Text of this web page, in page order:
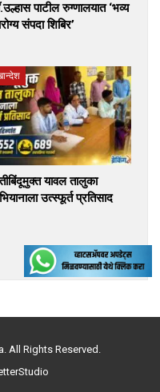
पाटील रुग्णालयात ‘भव्य
संपदा शिबिर’
यावल तालुका
उत्स्फूर्त प्रतिसाद
All Rights Reserved.